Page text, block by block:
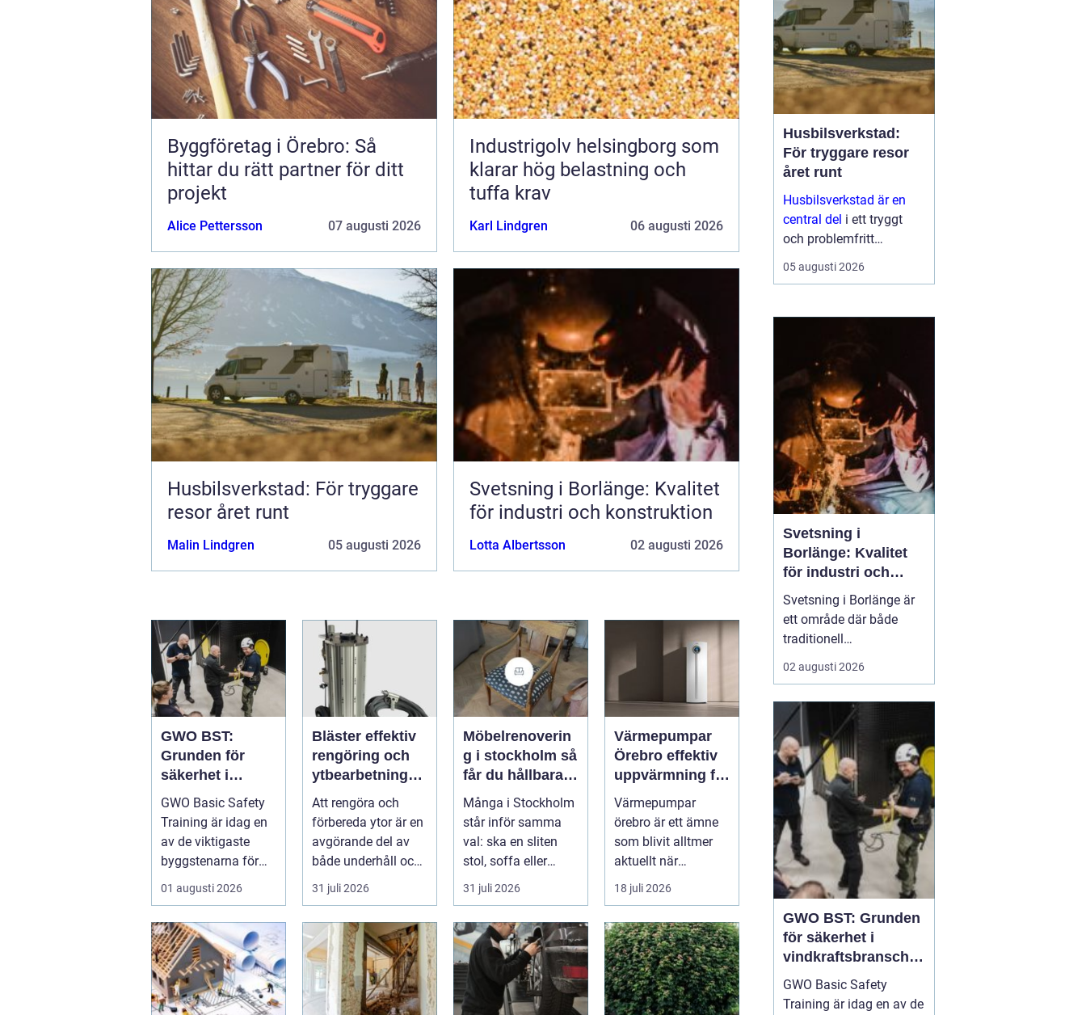
Byggföretag i Örebro: Så
hittar du rätt partner för ditt
projekt
Alice Pettersson 07 augusti 2026
Industrigolv helsingborg som
klarar hög belastning och
tuffa krav
Karl Lindgren 06 augusti 2026
Husbilsverkstad: För tryggare
resor året runt
Malin Lindgren 05 augusti 2026
Svetsning i Borlänge: Kvalitet
för industri och konstruktion
Lotta Albertsson 02 augusti 2026
GWO BST:
Grunden för
säkerhet i
vindkraftsbrans
chen
GWO Basic Safety
Training är idag en
av de viktigaste
byggstenarna för
alla som vill arbet...
01 augusti 2026
Bläster effektiv
rengöring och
ytbearbetning
för proffs och
hantverkare
Att rengöra och
förbereda ytor är en
avgörande del av
både underhåll och
renovering. Färg,
rost, smu...
31 juli 2026
Möbelrenoverin
g i stockholm så
får du hållbara
och vackra
möbler
Många i Stockholm
står inför samma
val: ska en sliten
stol, soffa eller
fåtölj slängas,
säljas billi...
31 juli 2026
Värmepumpar
Örebro effektiv
uppvärmning för
hus och
fastigheter
Värmepumpar
örebro är ett ämne
som blivit alltmer
aktuellt när
energipriser stiger
och fler vill sän...
18 juli 2026
än bara en slityta. Golvet
ska tåla tung trafi...
Husbilsverkstad:
För tryggare resor
året runt
Husbilsverkstad är en
central del i ett tryggt
och problemfritt
husbilsliv. När en husbil
används som både
05 augusti 2026
Svetsning i
Borlänge: Kvalitet
för industri och
konstruktion
Svetsning i Borlänge är
ett område där både
traditionell
verkstadsindustri och
moderna
möts. I takt med att
kraven på hållbara
lösningar och hög
produktionssäkerhet ö...
02 augusti 2026
GWO BST: Grunden
för säkerhet i
vindkraftsbransche
n
GWO Basic Safety
Training är idag en av de